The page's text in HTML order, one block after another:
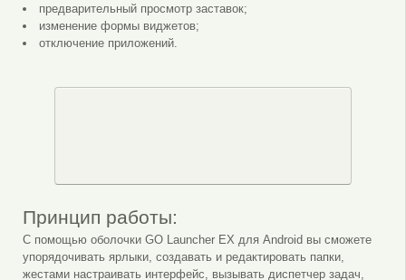
предварительный просмотр заставок;
изменение формы виджетов;
отключение приложений.
Принцип работы:
С помощью оболочки GO Launcher EX для Android вы сможете
упорядочивать ярлыки, создавать и редактировать папки,
жестами настраивать интерфейс, вызывать диспетчер задач,